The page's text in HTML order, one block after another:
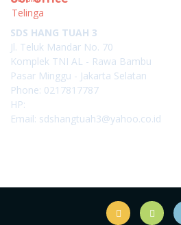
SDS HANG TUAH 3
Jl. Teluk Mandar No. 70
Komplek TNI AL - Rawa Bambu
Pasar Minggu - Jakarta Selatan
Phone: 0217817787
HP:
Email: sdshangtuah3@yahoo.co.id